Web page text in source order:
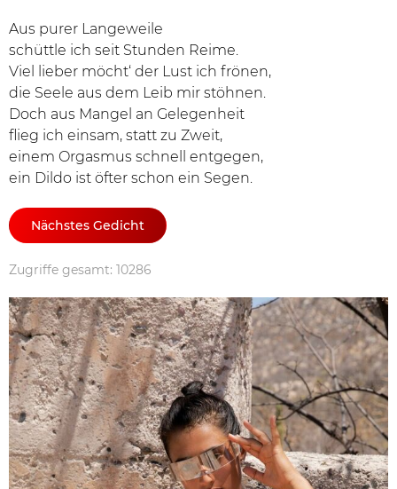
Aus purer Langeweile
schüttle ich seit Stunden Reime.
Viel lieber möcht‘ der Lust ich frönen,
die Seele aus dem Leib mir stöhnen.
Doch aus Mangel an Gelegenheit
flieg ich einsam, statt zu Zweit,
einem Orgasmus schnell entgegen,
ein Dildo ist öfter schon ein Segen.
Nächstes Gedicht
Zugriffe gesamt: 10286